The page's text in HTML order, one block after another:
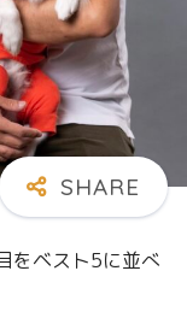
をベスト5に並べ